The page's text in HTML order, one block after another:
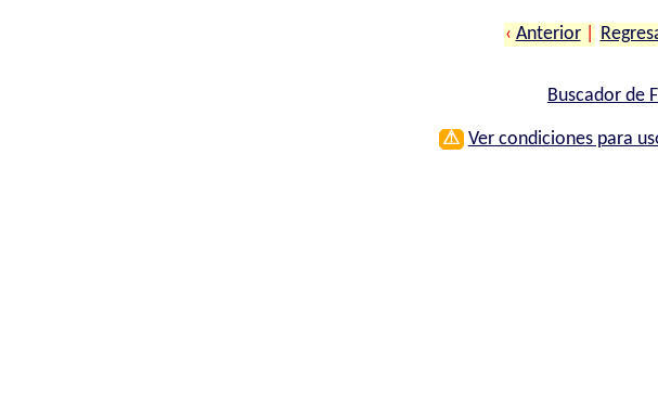
‹ Anterior
Buscador de
⚠ Ver condiciones para